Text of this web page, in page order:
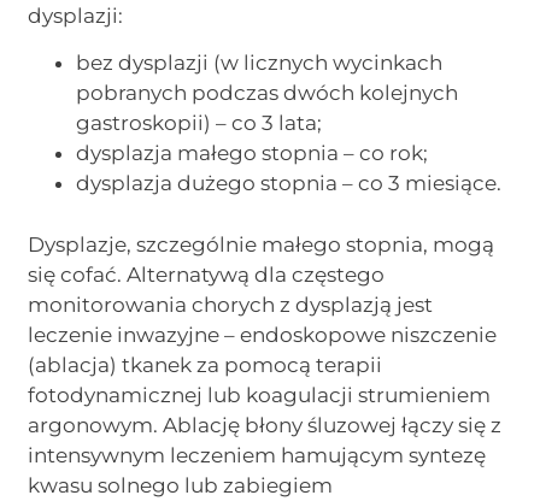
dysplazji:
bez dysplazji (w licznych wycinkach
pobranych podczas dwóch kolejnych
gastroskopii) – co 3 lata;
dysplazja małego stopnia – co rok;
dysplazja dużego stopnia – co 3 miesiące.
Dysplazje, szczególnie małego stopnia, mogą
się cofać. Alternatywą dla częstego
monitorowania chorych z dysplazją jest
leczenie inwazyjne – endoskopowe niszczenie
(ablacja) tkanek za pomocą terapii
fotodynamicznej lub koagulacji strumieniem
argonowym. Ablację błony śluzowej łączy się z
intensywnym leczeniem hamującym syntezę
kwasu solnego lub zabiegiem